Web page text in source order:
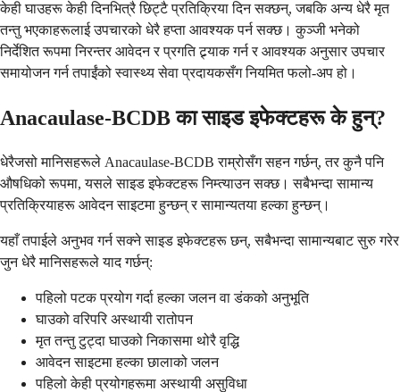
केही घाउहरू केही दिनभित्रै छिट्टै प्रतिक्रिया दिन सक्छन्, जबकि अन्य धेरै मृत
तन्तु भएकाहरूलाई उपचारको धेरै हप्ता आवश्यक पर्न सक्छ। कुञ्जी भनेको
निर्देशित रूपमा निरन्तर आवेदन र प्रगति ट्र्याक गर्न र आवश्यक अनुसार उपचार
समायोजन गर्न तपाईंको स्वास्थ्य सेवा प्रदायकसँग नियमित फलो-अप हो।
Anacaulase-BCDB का साइड इफेक्टहरू के हुन्?
धेरैजसो मानिसहरूले Anacaulase-BCDB राम्रोसँग सहन गर्छन्, तर कुनै पनि
औषधिको रूपमा, यसले साइड इफेक्टहरू निम्त्याउन सक्छ। सबैभन्दा सामान्य
प्रतिक्रियाहरू आवेदन साइटमा हुन्छन् र सामान्यतया हल्का हुन्छन्।
यहाँ तपाईले अनुभव गर्न सक्ने साइड इफेक्टहरू छन्, सबैभन्दा सामान्यबाट सुरु गरेर
जुन धेरै मानिसहरूले याद गर्छन्:
पहिलो पटक प्रयोग गर्दा हल्का जलन वा डंकको अनुभूति
घाउको वरिपरि अस्थायी रातोपन
मृत तन्तु टुट्दा घाउको निकासमा थोरै वृद्धि
आवेदन साइटमा हल्का छालाको जलन
पहिलो केही प्रयोगहरूमा अस्थायी असुविधा